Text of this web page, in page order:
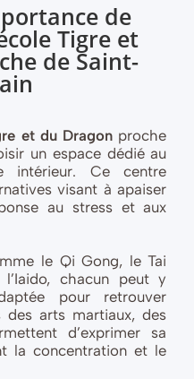
de
Tigre et
de Saint-
et du Dragon proche
un espace dédié au
intérieur. Ce centre
visant à apaiser
au stress et aux
le Qi Gong, le Tai
chacun peut y
pour retrouver
arts martiaux, des
d’exprimer sa
la concentration et le